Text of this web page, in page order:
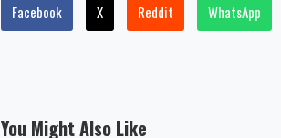
Facebook X Reddit WhatsApp
You Might Also Like